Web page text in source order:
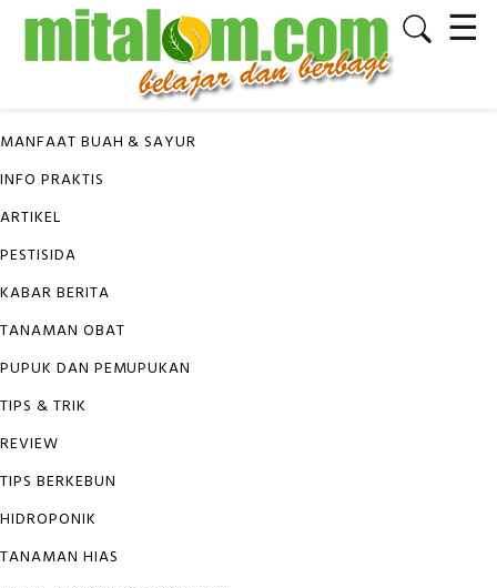
☰
✕
MANFAAT BUAH & SAYUR
INFO PRAKTIS
ARTIKEL
PESTISIDA
KABAR BERITA
TANAMAN OBAT
PUPUK DAN PEMUPUKAN
TIPS & TRIK
REVIEW
TIPS BERKEBUN
HIDROPONIK
TANAMAN HIAS